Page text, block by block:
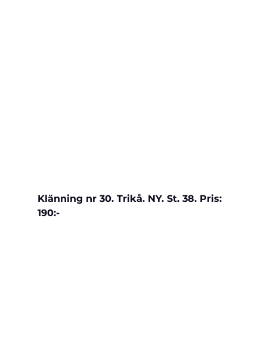
Klänning nr 30. Trikå. NY. St. 38. Pris:
190:-